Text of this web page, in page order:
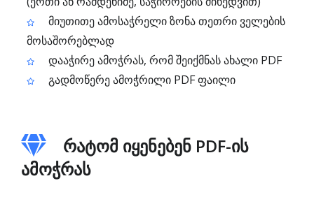
მიუთითე ამოსაჭრელი ზონა თეთრი ველების
მოსაშორებლად
დააჭირე ამოჭრას, რომ შეიქმნას ახალი PDF
გადმოწერე ამოჭრილი PDF ფაილი
რატომ იყენებენ PDF-ის
ამოჭრას